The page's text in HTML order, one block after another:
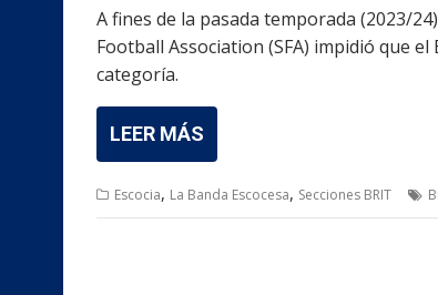
A fines de la pasada temporada (2023/
Football Association (SFA) impidió que
categoría.
LEER MÁS
Escocia, La Banda Escocesa, Secciones BRIT